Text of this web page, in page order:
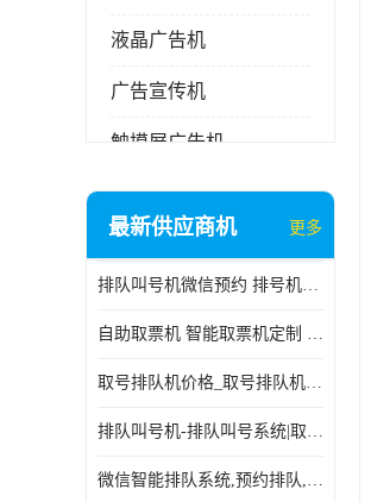
液晶广告机
广告宣传机
触摸屏广告机
液晶显示器
电子白板
自助服务终端
最新供应商机 更多
排队叫号机微信预约 排号机诊所 行政大厅营业厅取号机
自助取票机 智能取票机定制 款式多样
取号排队机价格_取号排队机报价_取号排队机多少钱
排队叫号机-排队叫号系统|取号机-液晶拼接屏-自助终端机
微信智能排队系统,预约排队,扫码排队,微信叫号